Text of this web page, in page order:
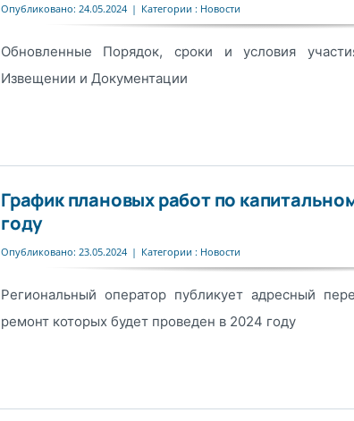
Опубликовано: 24.05.2024 | Категории : Новости
Обновленные Порядок, сроки и условия
Извещении и Документации
График плановых работ по
году
Опубликовано: 23.05.2024 | Категории : Новости
Региональный оператор публикует адресный
ремонт которых будет проведен в 2024 году